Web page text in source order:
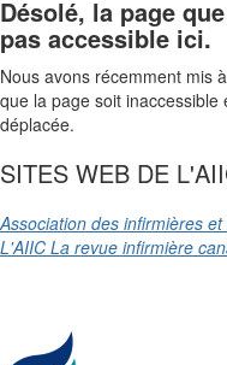
Désolé, la page
pas accessible ici.
Nous avons récemment mis
que la page soit inaccessible
déplacée.
SITES WEB DE
Association des infirmières
L'AIIC La revue infirmière